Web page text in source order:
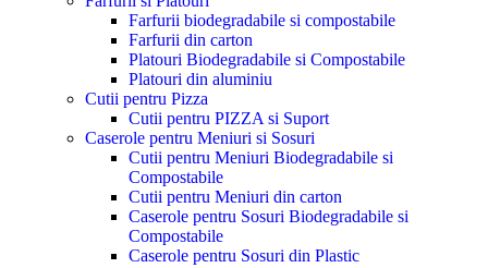
Farfurii biodegradabile si compostabile
Farfurii din carton
Platouri Biodegradabile si Compostabile
Platouri din aluminiu
Cutii pentru Pizza
Cutii pentru PIZZA si Suport
Caserole pentru Meniuri si Sosuri
Cutii pentru Meniuri Biodegradabile si
Compostabile
Cutii pentru Meniuri din carton
Caserole pentru Sosuri Biodegradabile si
Compostabile
Caserole pentru Sosuri din Plastic